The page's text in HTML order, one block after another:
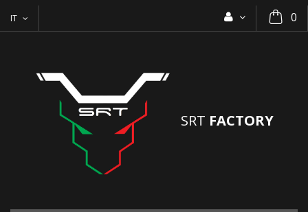
0
IT
SRT FACTORY